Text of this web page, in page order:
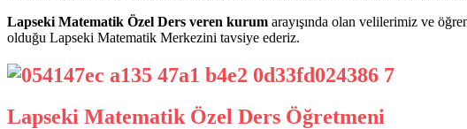
Lapseki Matematik Özel Ders veren kurum arayışında olan velilerimiz ve
olduğu Lapseki Matematik Merkezini tavsiye ederiz.
Lapseki Matematik Özel Ders Öğretmeni